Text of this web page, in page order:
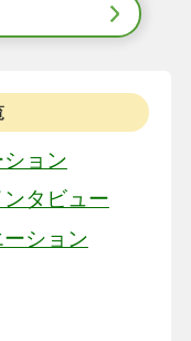
ョン
タビュー
ション